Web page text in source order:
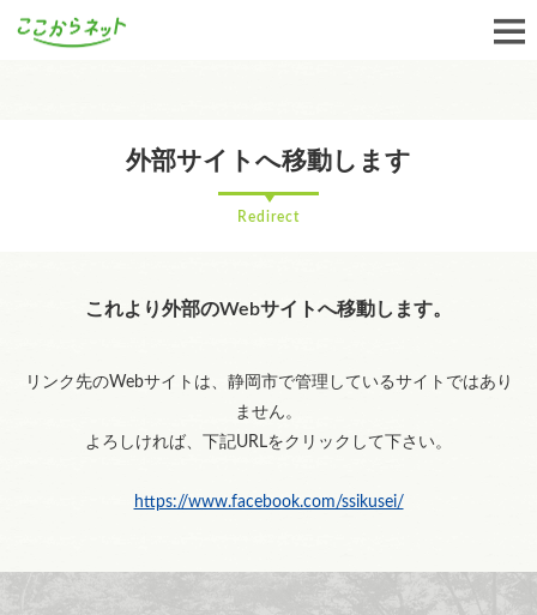
外部サイトへ移動します
Redirect
これより外部のWebサイトへ移動します。
リンク先のWebサイトは、静岡市で管理しているサイトではあり
ません。
よろしければ、下記URLをクリックして下さい。
https://www.facebook.com/ssikusei/